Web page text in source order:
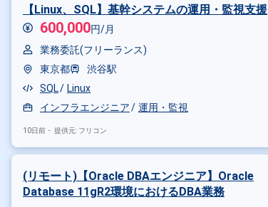
【Linux、SQL】基幹システムの運用・監視支援
600,000円/月
業務委託(フリーランス)
東京都
渋谷駅
SQL
Linux
インフラエンジニア
運用・監視
10日前・ 提供元: フリコン
(リモート)【Oracle DBAエンジニア】Oracle
Database 11gR2環境におけるDBA業務